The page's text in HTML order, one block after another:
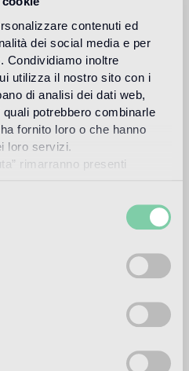
contenuti ed
dei social media e per
Condividiamo inoltre
utilizza il nostro sito con i
di analisi dei dati web,
potrebbero combinarle
fornito loro o che hanno
loro servizi.
rimarranno presenti
Publications include
Vogue, de Architect,
York Times and The